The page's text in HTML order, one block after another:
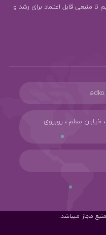
منبعی قابل اعتماد برای رشد و
خیابان معلم ، روبروی
مجاز میباشد.